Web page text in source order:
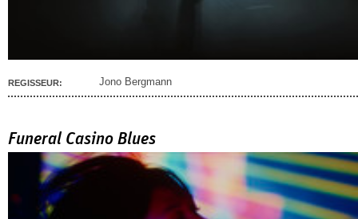
REGISSEUR: Jono Bergmann
Funeral Casino Blues